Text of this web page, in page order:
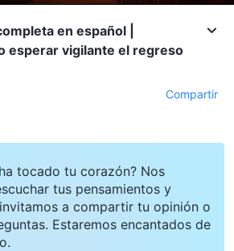
en español |
esperar vigilante el regreso
Compartir
tocado tu corazón? Nos
tus pensamientos y
a compartir tu opinión o
Estaremos encantados de